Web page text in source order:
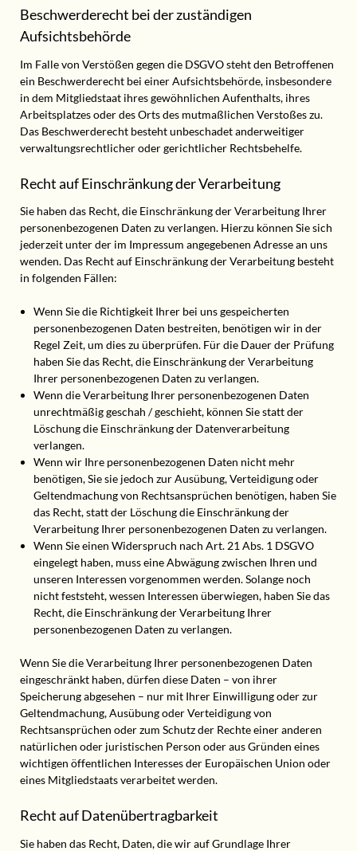
Beschwerderecht bei der zuständigen
Aufsichtsbehörde
Im Falle von Verstößen gegen die DSGVO steht den Betroffenen
ein Beschwerderecht bei einer Aufsichtsbehörde, insbesondere
in dem Mitgliedstaat ihres gewöhnlichen Aufenthalts, ihres
Arbeitsplatzes oder des Orts des mutmaßlichen Verstoßes zu.
Das Beschwerderecht besteht unbeschadet anderweitiger
verwaltungsrechtlicher oder gerichtlicher Rechtsbehelfe.
Recht auf Einschränkung der Verarbeitung
Sie haben das Recht, die Einschränkung der Verarbeitung Ihrer
personenbezogenen Daten zu verlangen. Hierzu können Sie sich
jederzeit unter der im Impressum angegebenen Adresse an uns
wenden. Das Recht auf Einschränkung der Verarbeitung besteht
in folgenden Fällen:
Wenn Sie die Richtigkeit Ihrer bei uns gespeicherten
personenbezogenen Daten bestreiten, benötigen wir in der
Regel Zeit, um dies zu überprüfen. Für die Dauer der Prüfung
haben Sie das Recht, die Einschränkung der Verarbeitung
Ihrer personenbezogenen Daten zu verlangen.
Wenn die Verarbeitung Ihrer personenbezogenen Daten
unrechtmäßig geschah / geschieht, können Sie statt der
Löschung die Einschränkung der Datenverarbeitung
verlangen.
Wenn wir Ihre personenbezogenen Daten nicht mehr
benötigen, Sie sie jedoch zur Ausübung, Verteidigung oder
Geltendmachung von Rechtsansprüchen benötigen, haben Sie
das Recht, statt der Löschung die Einschränkung der
Verarbeitung Ihrer personenbezogenen Daten zu verlangen.
Wenn Sie einen Widerspruch nach Art. 21 Abs. 1 DSGVO
eingelegt haben, muss eine Abwägung zwischen Ihren und
unseren Interessen vorgenommen werden. Solange noch
nicht feststeht, wessen Interessen überwiegen, haben Sie das
Recht, die Einschränkung der Verarbeitung Ihrer
personenbezogenen Daten zu verlangen.
Wenn Sie die Verarbeitung Ihrer personenbezogenen Daten
eingeschränkt haben, dürfen diese Daten – von ihrer
Speicherung abgesehen – nur mit Ihrer Einwilligung oder zur
Geltendmachung, Ausübung oder Verteidigung von
Rechtsansprüchen oder zum Schutz der Rechte einer anderen
natürlichen oder juristischen Person oder aus Gründen eines
wichtigen öffentlichen Interesses der Europäischen Union oder
eines Mitgliedstaats verarbeitet werden.
Recht auf Datenübertragbarkeit
Sie haben das Recht, Daten, die wir auf Grundlage Ihrer